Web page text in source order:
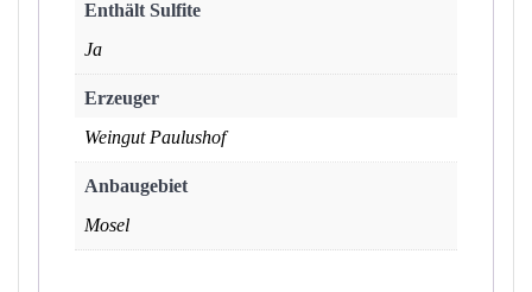
Enthält Sulfite
Ja
Erzeuger
Weingut Paulushof
Anbaugebiet
Mosel